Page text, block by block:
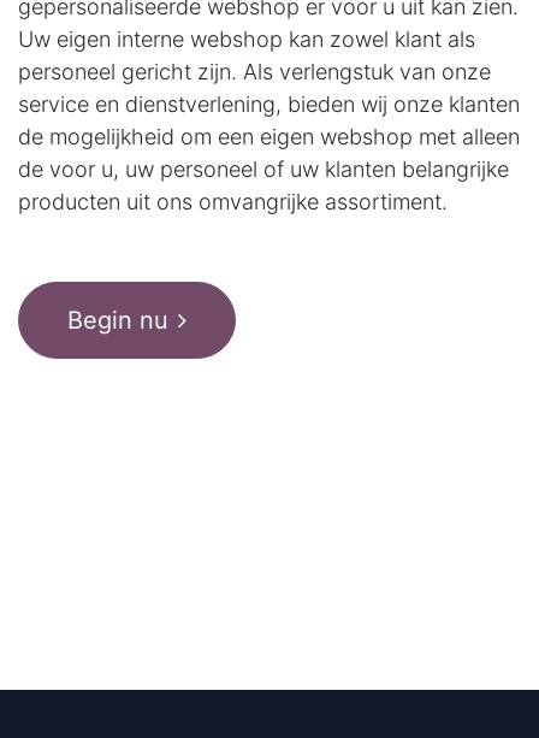
gepersonaliseerde webshop er voor u uit kan zien.
Uw eigen interne webshop kan zowel klant als
personeel gericht zijn. Als verlengstuk van onze
service en dienstverlening, bieden wij onze klanten
de mogelijkheid om een eigen webshop met alleen
de voor u, uw personeel of uw klanten belangrijke
producten uit ons omvangrijke assortiment.
Begin nu